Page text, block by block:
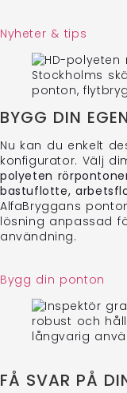
Nyheter & tips
BYGG DIN
Nu kan du enkelt
konfigurator. Välj
polyeten
bastuflotte,
AlfaBryggans
lösning anpassad
användning.
Bygg din ponton
FÅ SVAR PÅ